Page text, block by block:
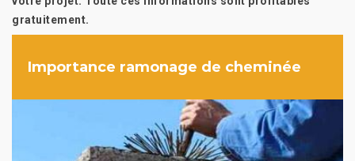
gratuitement.
Importance ramonage de cheminée